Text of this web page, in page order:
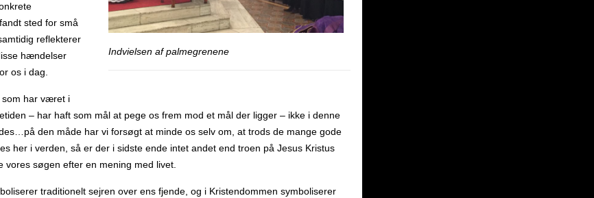
Indvielsen af palmegrenene
sted for små
reflekterer
hændelser
os i dag.
har været i
– har haft som mål at pege os frem mod et mål der ligger – ikke i denne
den måde har vi forsøgt at minde os selv om, at trods de mange gode
her i verden, så er der i sidste ende intet andet end troen på Jesus Kristus
vores søgen efter en mening med livet.
traditionelt sejren over ens fjende, og i Kristendommen symboliserer